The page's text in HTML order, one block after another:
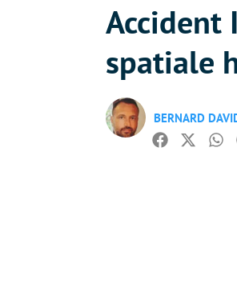
Accident
spatiale
BERNARD
Facebook
Twitter